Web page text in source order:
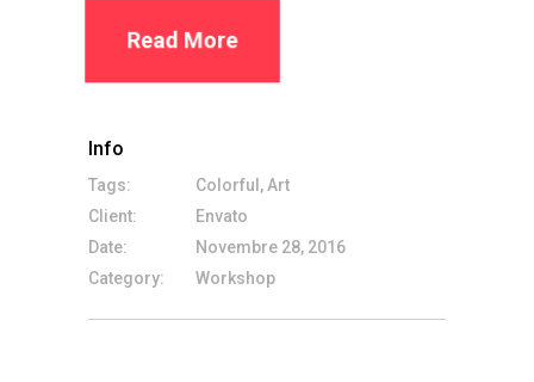
Read More
Info
Tags:
Colorful, Art
Client:
Envato
Date:
Novembre 28, 2016
Category:
Workshop